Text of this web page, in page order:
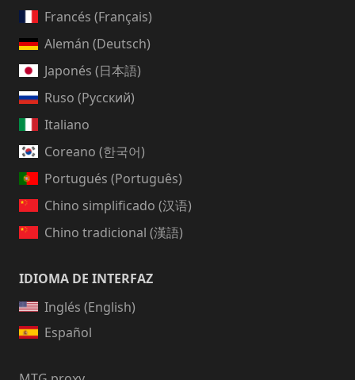
Francés (Français)
Alemán (Deutsch)
Japonés (日本語)
Ruso (Русский)
Italiano
Coreano (한국어)
Portugués (Português)
Chino simplificado (汉语)
Chino tradicional (漢語)
IDIOMA DE INTERFAZ
Inglés (English)
Español